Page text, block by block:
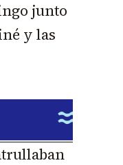
junto
y las